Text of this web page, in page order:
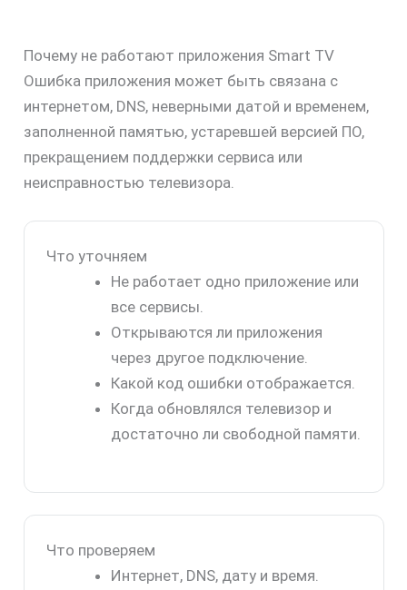
Почему не работают приложения Smart TV
Ошибка приложения может быть связана с
интернетом, DNS, неверными датой и временем,
заполненной памятью, устаревшей версией ПО,
прекращением поддержки сервиса или
неисправностью телевизора.
Что уточняем
Не работает одно приложение или
все сервисы.
Открываются ли приложения
через другое подключение.
Какой код ошибки отображается.
Когда обновлялся телевизор и
достаточно ли свободной памяти.
Что проверяем
Интернет, DNS, дату и время.